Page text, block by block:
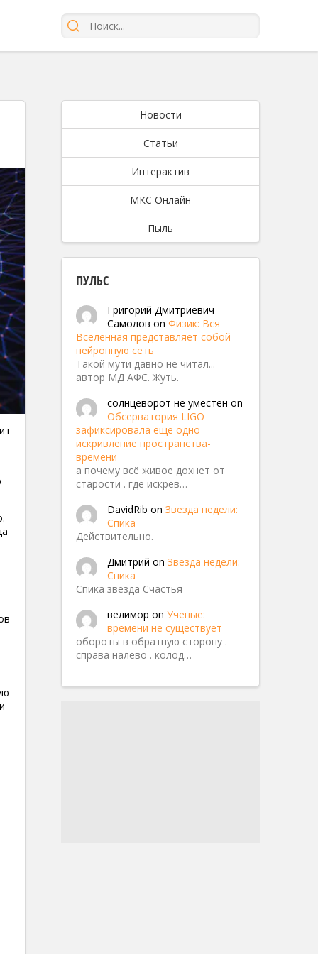
Новости
Статьи
Интерактив
МКС Онлайн
Пыль
ПУЛЬС
Григорий Дмитриевич
Самолов on Физик: Вся
Вселенная представляет собой
нейронную сеть
Такой мути давно не читал...
автор МД АФС. Жуть.
солнцеворот не уместен on
Обсерватория LIGO
зафиксировала еще одно
искривление пространства-
времени
а почему всё живое дохнет от
старости . где искрев…
DavidRib on Звезда недели:
Спика
Действительно.
Дмитрий on Звезда недели:
Спика
Спика звезда Счастья
велимор on Ученые:
времени не существует
обороты в обратную сторону .
справа налево . колод…